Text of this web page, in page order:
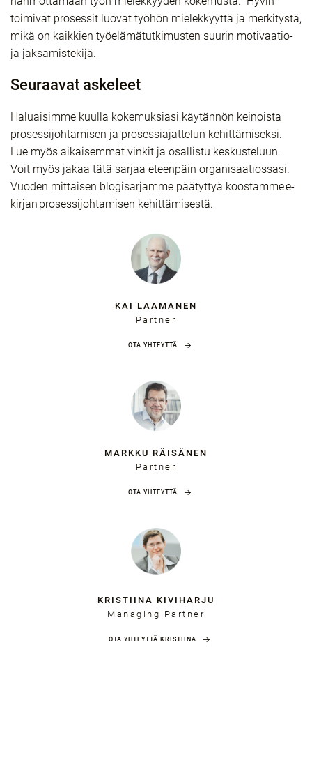
toimivat prosessit luovat työhön mielekkyyttä ja merkitystä,
mikä on kaikkien työelämätutkimusten suurin motivaatio-
ja jaksamistekijä.
Seuraavat askeleet
Haluaisimme kuulla kokemuksiasi käytännön keinoista
prosessijohtamisen ja prosessiajattelun kehittämiseksi.
Lue myös aikaisemmat vinkit ja osallistu keskusteluun.
Voit myös jakaa tätä sarjaa eteenpäin organisaatiossasi.
Vuoden mittaisen blogisarjamme päätyttyä koostamme e-
kirjan prosessijohtamisen kehittämisestä.
KAI LAAMANEN
Partner
OTA YHTEYTTÄ
MARKKU RÄISÄNEN
Partner
OTA YHTEYTTÄ
KRISTIINA KIVIHARJU
Managing Partner
OTA YHTEYTTÄ KRISTIINA